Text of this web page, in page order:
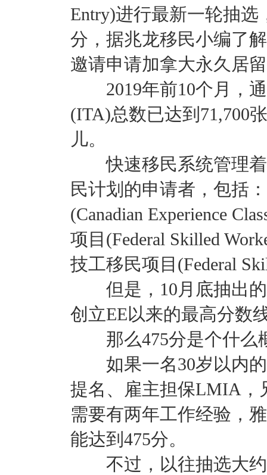
Entry)进行最新一轮抽
分，据兆龙移民小编了
邀请申请加拿大永久居
2019年前10个月，通
(ITA)总数已达到71,700
儿。
快速移民系统管理着
民计划的申请者，包括
(Canadian Experience
项目(Federal Skilled
技工移民项目(Federal
但是，10月底抽出的
创立EE以来的最高分数
那么475分是个什么
如果一名30岁以内的
提名、雇主担保LMIA，
需要有两年工作经验，
能达到475分。
不过，以往抽选大约